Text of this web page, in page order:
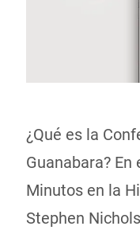
¿Qué es la
Guanabara?
Minutos en la
Stephen